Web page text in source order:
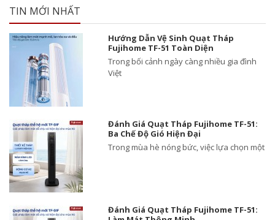
TIN MỚI NHẤT
Hướng Dẫn Vệ Sinh Quạt Tháp
Fujihome TF-51 Toàn Diện
Trong bối cảnh ngày càng nhiều gia đình
Việt
Đánh Giá Quạt Tháp Fujihome TF-51:
Ba Chế Độ Gió Hiện Đại
Trong mùa hè nóng bức, việc lựa chọn một
Đánh Giá Quạt Tháp Fujihome TF-51: